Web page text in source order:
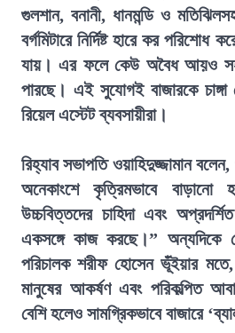
গুলশান, বনানী, ধানমন্ডি ও
বর্গমিটারে নির্দিষ্ট হারে কর পরিশোধ
যায়। এর ফলে কেউ অবৈধ আয়ও
পারছে। এই সুযোগই বাজারকে
রিয়েল এস্টেট ব্যবসায়ীরা।
রিহ্যাব সভাপতি ওয়াহিদুজ্জামান
অনেকাংশে কৃত্রিমভাবে বাড়ানো
উচ্চবিত্তদের চাহিদা এবং
একসঙ্গে কাজ করছে।” অন্যদিকে
পরিচালক শরীফ হোসেন ভূঁইয়ার
মানুষের আকর্ষণ এবং পরিকল্পিত
বেশি হলেও সামগ্রিকভাবে বাজারে